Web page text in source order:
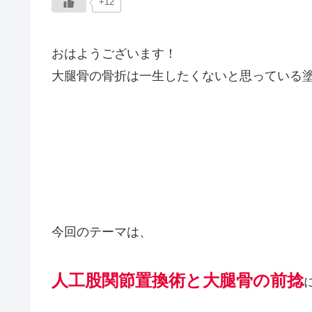
おはようございます！
大腿骨の骨折は一生したくないと思っている
今回のテーマは、
人工股関節置換術と大腿骨の前捻